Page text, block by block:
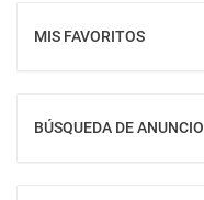
MIS FAVORITOS
MOSTRAR
BÚSQUEDA DE ANUNCIO
MOSTRAR